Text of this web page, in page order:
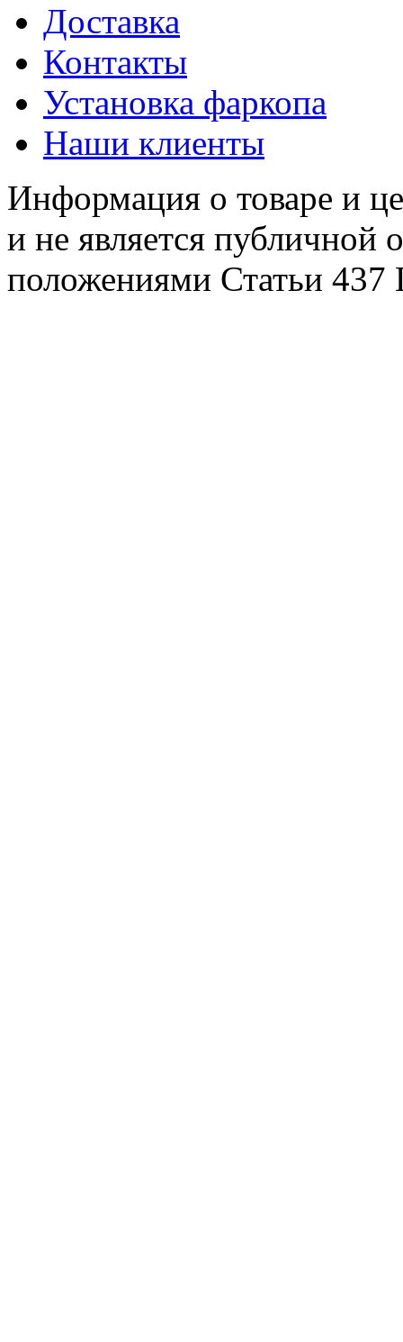
Доставка
Контакты
Установка фаркопа
Наши клиенты
Информация о товаре и
и не является публичной
положениями Статьи 437